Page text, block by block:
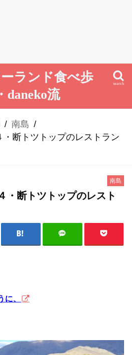
ランド食べ歩
daneko流
search
南島
断トツトップのレストラン
南島
・断トツトップのレスト
、